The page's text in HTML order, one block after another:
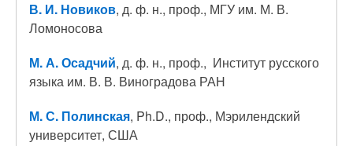
В. И. Новиков, д. ф. н., проф., МГУ им. М. В.
Ломоносова
М.А.Осадчий, д. ф. н., проф., Институт русского
языка им. В. В. Виноградова РАН
М. С. Полинская, Ph.D., проф., Мэрилендский
университет, США